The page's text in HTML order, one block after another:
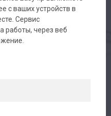
с ваших устройств в
Сервис
работы, через веб